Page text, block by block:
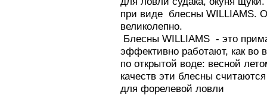
при виде блесны WILLIAMS.
великолепно.
Блесны WILLIAMS - это
эффективно работают, как во
по открытой воде: весной
качеств эти блесны
для форелевой ловли